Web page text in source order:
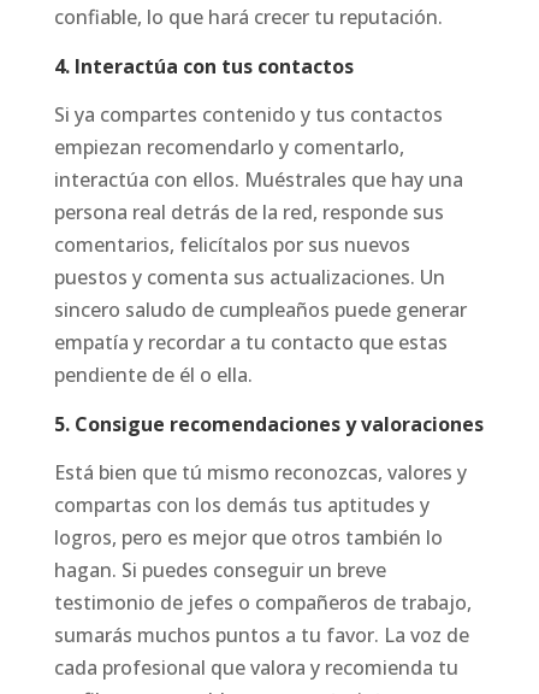
confiable, lo que hará crecer tu reputación.
4. Interactúa con tus contactos
Si ya compartes contenido y tus contactos
empiezan recomendarlo y comentarlo,
interactúa con ellos. Muéstrales que hay una
persona real detrás de la red, responde sus
comentarios, felicítalos por sus nuevos
puestos y comenta sus actualizaciones. Un
sincero saludo de cumpleaños puede generar
empatía y recordar a tu contacto que estas
pendiente de él o ella.
5. Consigue recomendaciones y valoraciones
Está bien que tú mismo reconozcas, valores y
compartas con los demás tus aptitudes y
logros, pero es mejor que otros también lo
hagan. Si puedes conseguir un breve
testimonio de jefes o compañeros de trabajo,
sumarás muchos puntos a tu favor. La voz de
cada profesional que valora y recomienda tu